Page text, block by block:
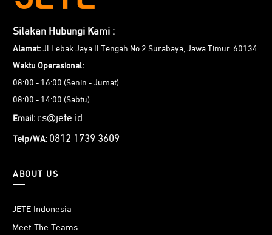
Pairing dan proses pengoperasian mic meja JETE M5
Silakan Hubungi Kami :
Alamat: Jl Lebak Jaya II Tengah No 2 Surabaya, Jawa Timur. 60134
Waktu Operasional:
08:00 - 16:00 (Senin - Jumat)
08:00 - 14:00 (Sabtu)
Email: cs@jete.id
Telp/WA: 0812 1739 3609
ABOUT US
JETE Indonesia
Meet The Teams